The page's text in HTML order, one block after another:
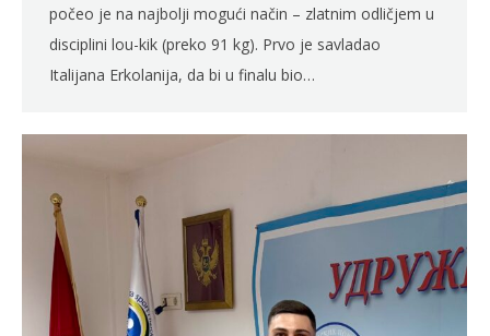
počeo je na najbolji mogući način – zlatnim odličjem u
disciplini lou-kik (preko 91 kg). Prvo je savladao
Italijana Erkolanija, da bi u finalu bio…